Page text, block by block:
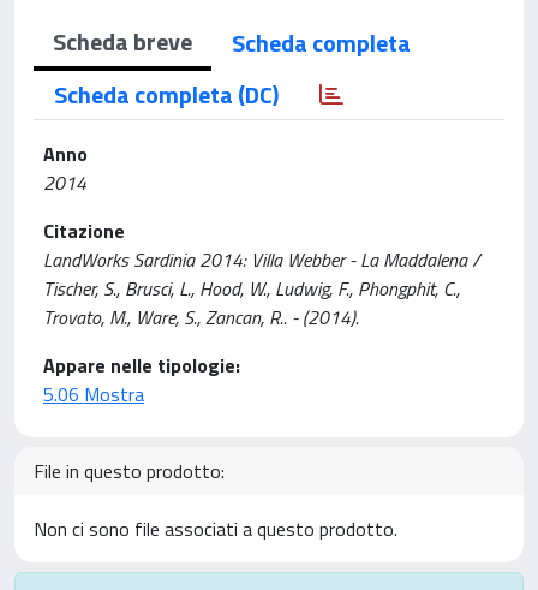
Scheda breve
Scheda completa
Scheda completa (DC)
Anno
2014
Citazione
LandWorks Sardinia 2014: Villa Webber - La Maddalena /
Tischer, S., Brusci, L., Hood, W., Ludwig, F., Phongphit, C.,
Trovato, M., Ware, S., Zancan, R.. - (2014).
Appare nelle tipologie:
5.06 Mostra
File in questo prodotto:
Non ci sono file associati a questo prodotto.